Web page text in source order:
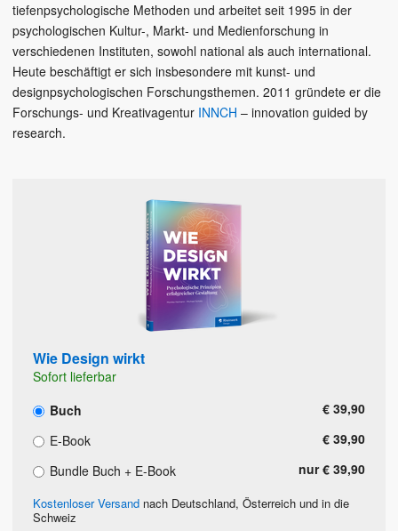
tiefenpsychologische Methoden und arbeitet seit 1995 in der
psychologischen Kultur-, Markt- und Medienforschung in
verschiedenen Instituten, sowohl national als auch international.
Heute beschäftigt er sich insbesondere mit kunst- und
designpsychologischen Forschungsthemen. 2011 gründete er die
Forschungs- und Kreativagentur INNCH – innovation guided by
research.
Wie Design wirkt
Sofort lieferbar
Buch
€ 39,90
E-Book
€ 39,90
Bundle Buch + E-Book
nur € 39,90
Kostenloser Versand nach Deutschland, Österreich und in die
Schweiz